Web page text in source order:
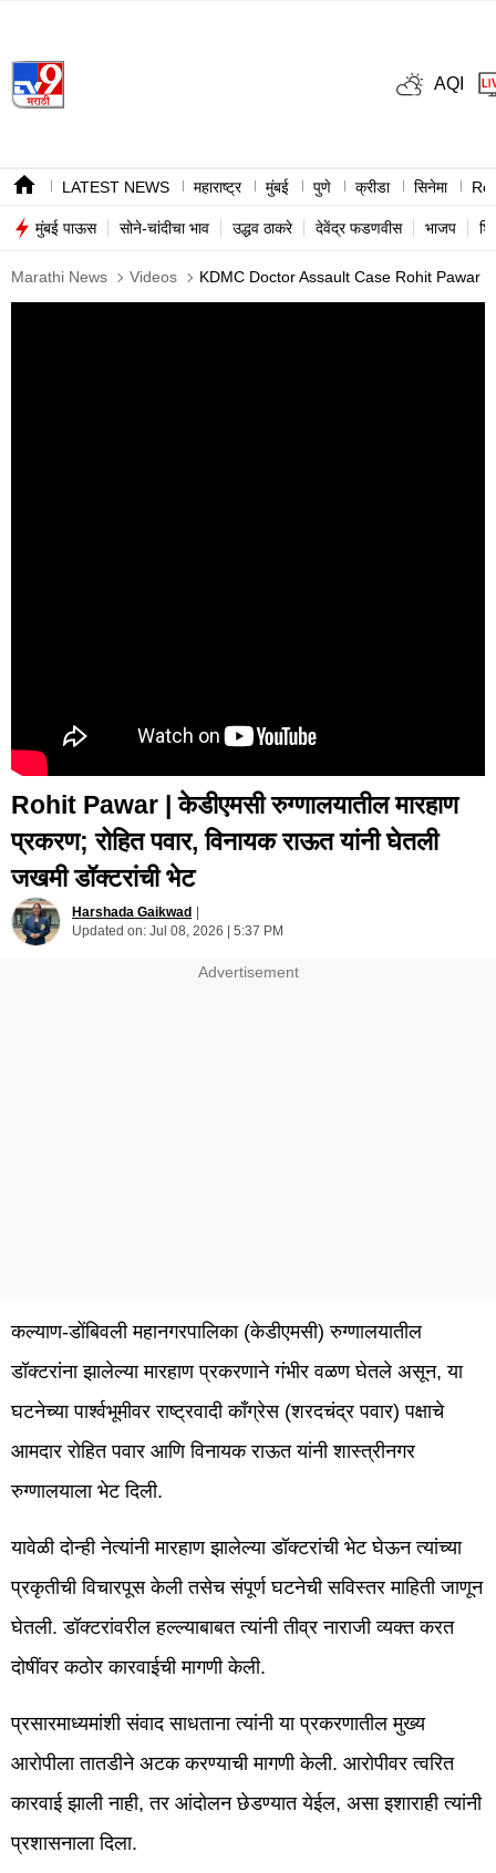
AQI
LATEST NEWS महाराष्ट्र मुंबई पुणे क्रीडा सिनेमा
मुंबई पाऊस सोने-चांदीचा भाव उद्धव ठाकरे देवेंद्र फडणवीस भाजप
Marathi News Videos KDMC Doctor Assault Case Rohit Pawar
Rohit Pawar | केडीएमसी रुग्णालयातील मारहाण
प्रकरण; रोहित पवार, विनायक राऊत यांनी घेतली
जखमी डॉक्टरांची भेट
Harshada Gaikwad |
Updated on: Jul 08, 2026 | 5:37 PM
कल्याण-डोंबिवली महानगरपालिका (केडीएमसी) रुग्णालयातील
डॉक्टरांना झालेल्या मारहाण प्रकरणाने गंभीर वळण घेतले असून, या
घटनेच्या पार्श्वभूमीवर राष्ट्रवादी काँग्रेस (शरदचंद्र पवार) पक्षाचे
आमदार रोहित पवार आणि विनायक राऊत यांनी शास्त्रीनगर
रुग्णालयाला भेट दिली.
यावेळी दोन्ही नेत्यांनी मारहाण झालेल्या डॉक्टरांची भेट घेऊन त्यांच्या
प्रकृतीची विचारपूस केली तसेच संपूर्ण घटनेची सविस्तर माहिती जाणून
घेतली. डॉक्टरांवरील हल्ल्याबाबत त्यांनी तीव्र नाराजी व्यक्त करत
दोषींवर कठोर कारवाईची मागणी केली.
प्रसारमाध्यमांशी संवाद साधताना त्यांनी या प्रकरणातील मुख्य
आरोपीला तातडीने अटक करण्याची मागणी केली. आरोपीवर त्वरित
कारवाई झाली नाही, तर आंदोलन छेडण्यात येईल, असा इशाराही त्यांनी
प्रशासनाला दिला.